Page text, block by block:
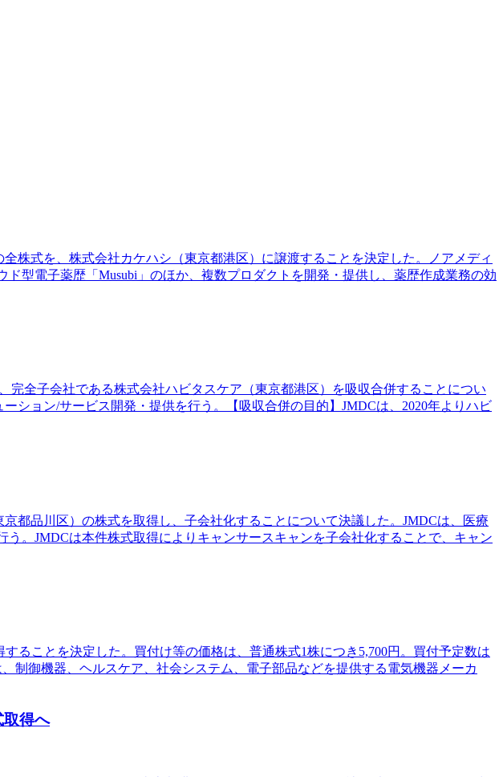
株式を、株式会社カケハシ（東京都港区）に譲渡することを決定した。ノアメディ
型電子薬歴「Musubi」のほか、複数プロダクトを開発・提供し、薬歴作成業務の効
完全子会社である株式会社ハビタスケア（東京都港区）を吸収合併することについ
ション/サービス開発・提供を行う。【吸収合併の目的】JMDCは、2020年よりハビ
都品川区）の株式を取得し、子会社化することについて決議した。JMDCは、医療
。JMDCは本件株式取得によりキャンサースキャンを子会社化することで、キャン
ることを決定した。買付け等の価格は、普通株式1株につき5,700円。買付予定数は
制御機器、ヘルスケア、社会システム、電子部品などを提供する電気機器メーカ
得へ